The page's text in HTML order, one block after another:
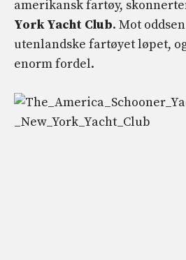
amerikansk fartøy,
York Yacht Club. Mot
utenlandske fartøyet løpet,
enorm fordel.